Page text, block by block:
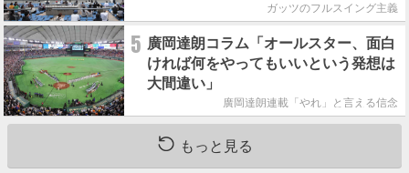
ガッツのフルスイング主義
5 廣岡達朗コラム「オールスター、面白
ければ何をやってもいいという発想は
大間違い」
廣岡達朗連載「やれ」と言える信念
もっと見る